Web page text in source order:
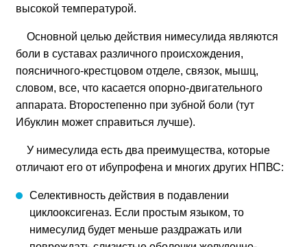
высокой температурой.
Основной целью действия нимесулида являются
боли в суставах различного происхождения,
поясничного-крестцовом отделе, связок, мышц,
словом, все, что касается опорно-двигательного
аппарата. Второстепенно при зубной боли (тут
Ибуклин может справиться лучше).
У нимесулида есть два преимущества, которые
отличают его от ибупрофена и многих других НПВС:
Селективность действия в подавлении
циклооксигеназ. Если простым языком, то
нимесулид будет меньше раздражать или